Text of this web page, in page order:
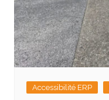
Accessibilité ERP